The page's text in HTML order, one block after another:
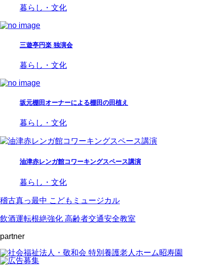
暮らし・文化
三遊亭円楽 独演会
暮らし・文化
坂元棚田オーナーによる棚田の田植え
暮らし・文化
油津赤レンガ館コワーキングスペース講演
暮らし・文化
稽古真っ最中 こどもミュージカル
飲酒運転根絶強化 高齢者交通安全教室
partner